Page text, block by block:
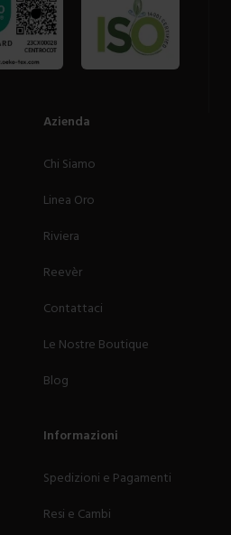
Azienda
Chi Siamo
Linea Oro
Riviera
Reevèr
Contattaci
Le Nostre Boutique
Blog
Informazioni
Spedizioni e Pagamenti
Resi e Cambi